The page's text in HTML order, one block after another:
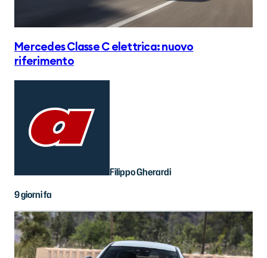
Mercedes Classe C elettrica: nuovo
riferimento
Filippo Gherardi
9 giorni fa